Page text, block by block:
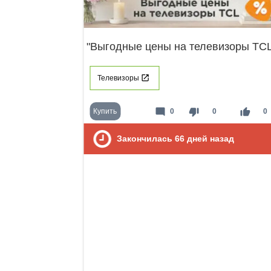
"Выгодные цены на телевизоры
Телевизоры
Купить thumb_down 0 thumb_up 0
mode_comment 0
Закончилась 66 дней назад